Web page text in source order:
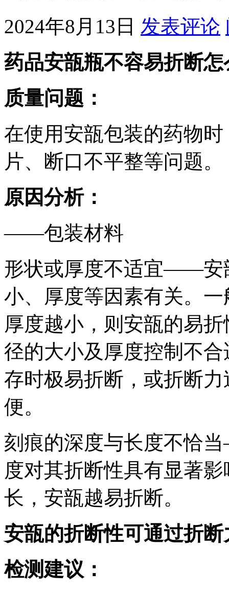
2024年8月13日 发表评论
药品安瓿瓶不容易折断怎
质量问题：
在使用安瓿包装的药物
片、断口不平整等问题。
原因分析：
——包装材料
形状或厚度不适宜——安
小、厚度等因素有关。
厚度越小，则安瓿的易
径的大小及厚度控制不
存时极易折断，或折断
便。
刻痕的深度与长度不恰
度对其折断性具有显著
长，安瓿越易折断。
安瓿的折断性可通过折
检测建议：